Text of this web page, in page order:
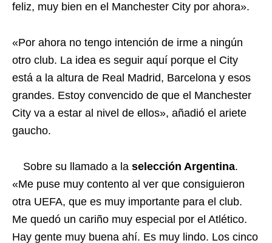
feliz, muy bien en el Manchester City por ahora».
«Por ahora no tengo intención de irme a ningún
otro club. La idea es seguir aquí porque el City
está a la altura de Real Madrid, Barcelona y esos
grandes. Estoy convencido de que el Manchester
City va a estar al nivel de ellos», añadió el ariete
gaucho.
Sobre su llamado a la selección Argentina.
«Me puse muy contento al ver que consiguieron
otra UEFA, que es muy importante para el club.
Me quedó un cariño muy especial por el Atlético.
Hay gente muy buena ahí. Es muy lindo. Los cinco